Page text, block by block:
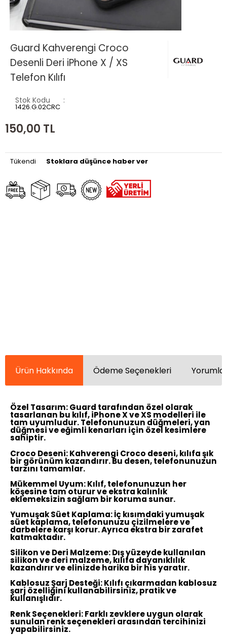
Guard Kahverengi Croco
Desenli Deri iPhone X / XS
Telefon Kılıfı
Stok Kodu
1426.G.02CRC
150,00 TL
Tükendi Stoklara düşünce haber ver
Ürün Hakkında Ödeme Seçenekleri
Özel Tasarım:Guard tarafından özel olarak
tasarlanan bu kılıf, iPhone X ve XS modelleri ile
tam uyumludur. Telefonunuzun düğmeleri, yan
düğmesi ve eğimli kenarları için özel kesimlere
sahiptir.
Croco Deseni:Kahverengi Croco deseni, kılıfa şık
bir görünüm kazandırır. Bu desen, telefonunuzun
tarzını tamamlar.
Mükemmel Uyum:Kılıf, telefonunuzun her
köşesine tam oturur ve ekstra kalınlık
eklemeksizin sağlam bir koruma sunar.
Yumuşak Süet Kaplama:İç kısımdaki yumuşak
süet kaplama, telefonunuzu çizilmelere ve
darbelere karşı korur. Ayrıca ekstra bir zarafet
katmaktadır.
Silikon ve Deri Malzeme:Dış yüzeyde kullanılan
silikon ve deri malzeme, kılıfa dayanıklılık
kazandırır ve elinizde harika bir his yaratır.
Kablosuz Şarj Desteği:Kılıfı çıkarmadan kablosuz
şarj özelliğini kullanabilirsiniz, pratik ve
kullanışlıdır.
Renk Seçenekleri:Farklı zevklere uygun olarak
sunulan renk seçenekleri arasından tercihinizi
yapabilirsiniz.